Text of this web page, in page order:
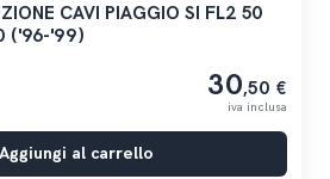
CAVI PIAGGIO SI FL2 50
('96-'99)
30,50 €
iva inclusa
Aggiungi al carrello